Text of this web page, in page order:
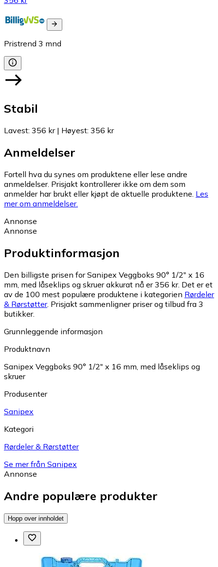
Pristrend 3 mnd
Stabil
Lavest: 356 kr| Høyest: 356 kr
Anmeldelser
Fortell hva du synes om produktene eller lese andre
anmeldelser. Prisjakt kontrollerer ikke om dem som
anmelder har brukt eller kjøpt de aktuelle produktene. Les
mer om anmeldelser.
Annonse
Annonse
Produktinformasjon
Den billigste prisen for Sanipex Veggboks 90° 1/2" x 16
mm, med låseklips og skruer akkurat nå er 356 kr. Det er et
av de 100 mest populære produktene i kategorien Rørdeler
& Rørstøtter. Prisjakt sammenligner priser og tilbud fra 3
butikker.
Grunnleggende informasjon
Produktnavn
Sanipex Veggboks 90° 1/2" x 16 mm, med låseklips og
skruer
Produsenter
Sanipex
Kategori
Rørdeler & Rørstøtter
Se mer från Sanipex
Annonse
Andre populære produkter
Hopp over innholdet